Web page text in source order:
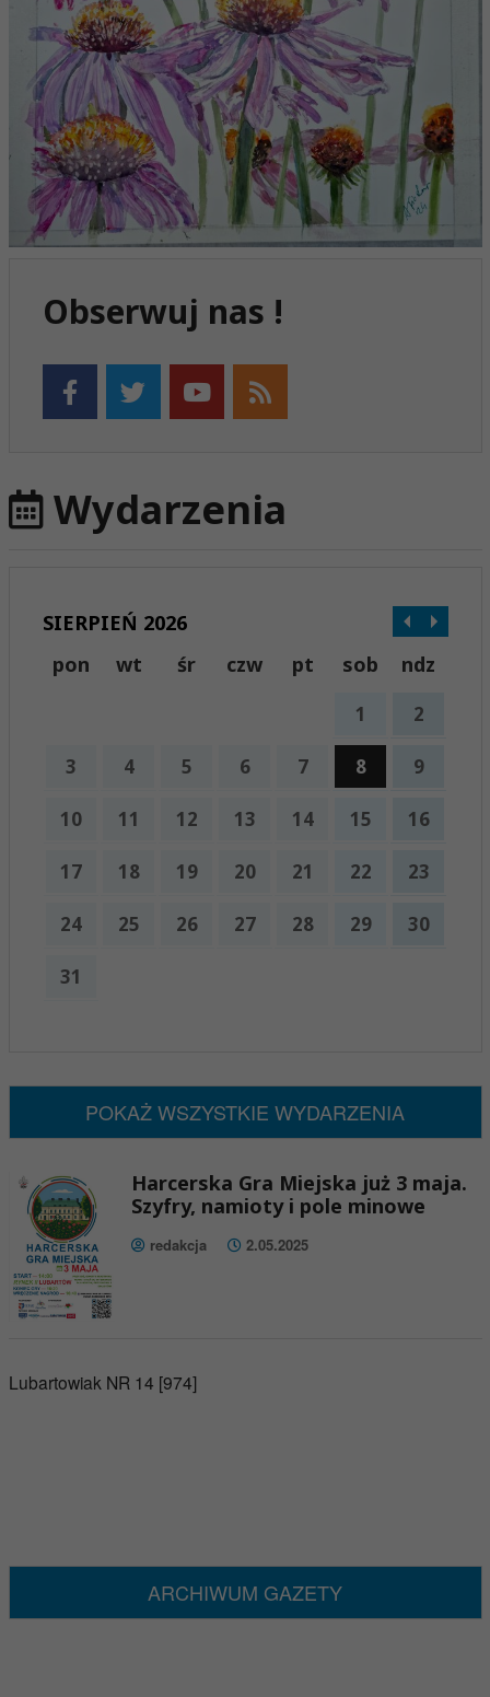
Obserwuj nas !
Wydarzenia
SIERPIEŃ 2026
pon
wt śr czw pt sob ndz
1 2
3 4 5 6 7 8 9
10 11 12 13 14 15 16
17 18 19 20 21 22 23
24 25 26 27 28 29 30
31
POKAŻ WSZYSTKIE WYDARZENIA
Harcerska Gra Miejska już 3 maja.
Szyfry, namioty i pole minowe
redakcja 2.05.2025
Lubartowiak NR 14 [974]
ARCHIWUM GAZETY